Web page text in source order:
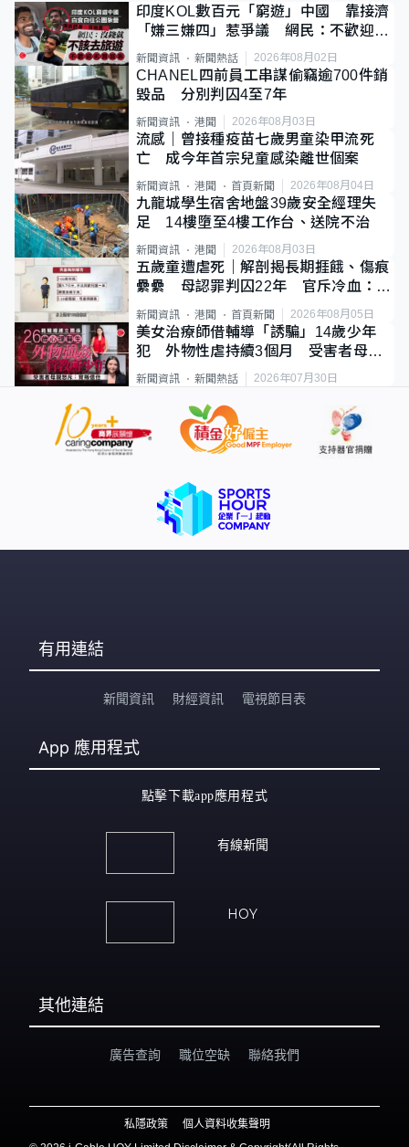
印度KOL數百元「窮遊」中國 靠接濟
「嫌三嫌四」惹爭議 網民：不歡迎劣
質旅客
新聞資訊 新聞熱話 2026年08月02日
CHANEL四前員工串謀偷竊逾700件銷
毀品 分別判囚4至7年
新聞資訊 港聞 2026年08月03日
流感｜曾接種疫苗七歲男童染甲流死
亡 成今年首宗兒童感染離世個案
新聞資訊 港聞 首頁新聞 2026年08月04日
九龍城學生宿舍地盤39歲安全經理失
足 14樓墮至4樓工作台、送院不治
新聞資訊 港聞 2026年08月03日
五歲童遭虐死｜解剖揭長期捱餓、傷痕
纍纍 母認罪判囚22年 官斥冷血：同
類案最惡劣
新聞資訊 港聞 首頁新聞 2026年08月05日
美女治療師借輔導「誘騙」14歲少年
犯 外物性虐持續3個月 受害者母：
要保護其他人
新聞資訊 新聞熱話 2026年07月30日
有用連結
新聞資訊 財經資訊 電視節目表
App 應用程式
點擊下載app應用程式
有線新聞
HOY
其他連結
廣告查詢 職位空缺 聯絡我們
私隱政策
個人資料收集聲明